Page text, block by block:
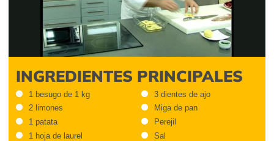
Video
INGREDIENTES PRINCIPALES
1 besugo de 1 kg
2 limones
1 patata
1 hoja de laurel
3 dientes de ajo
Miga de pan
Perejil
Sal